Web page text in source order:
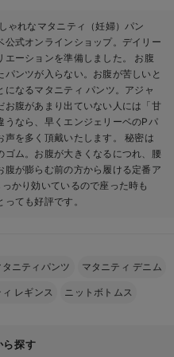
ゃれなマタニティ（妊婦）パン
式オンラインショップ。デイリー
ーションを準備しました。 お腹
ンツが入らない。お腹が苦しいと
なるマタニティ パンツ。アジャ
お腹があまり出ていない人には「甘
うなら、早くエンジェリーベのPパ
声を多く頂戴いたします。 秘密は
ム。お腹が大きくなるにつれ、腰
が膨らむ前の方から履ける定番ア
かり効いているので座った時も
ても好評です。
ニティパンツ マタニティ デニム
レギンス ニットボトムス
ら探す